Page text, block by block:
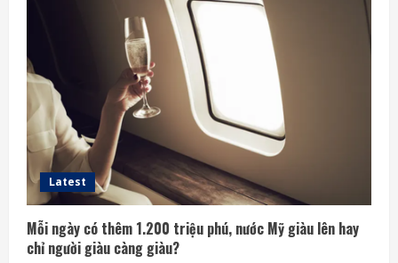
Latest
Mỗi ngày có thêm 1.200 triệu phú, nước Mỹ giàu lên hay
chỉ người giàu càng giàu?